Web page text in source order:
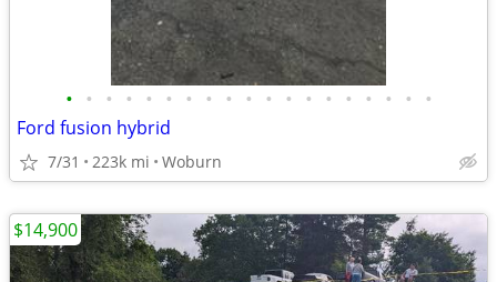
• • • • • • • • • • • • • • • • • • •
Ford fusion hybrid
7/31 223k mi Woburn
$14,900